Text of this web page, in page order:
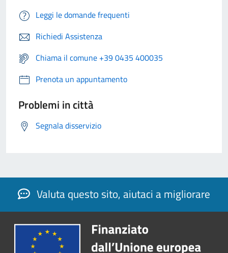
Leggi le domande frequenti
Richiedi Assistenza
Chiama il comune +39 0435 400035
Prenota un appuntamento
Problemi in città
Segnala disservizio
Valuta questo sito, aiutaci a migliorare